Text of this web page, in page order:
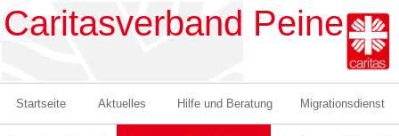
Caritasverband Peine
Startseite Aktuelles Hilfe und Beratung Migrationsdienst